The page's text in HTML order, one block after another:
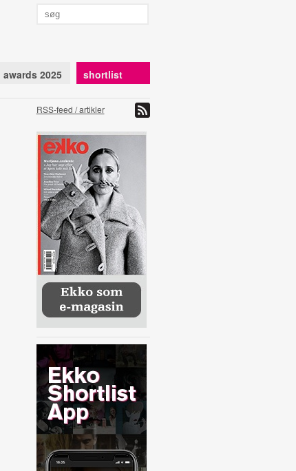
awards 2025 shortlist
RSS-feed / artikler